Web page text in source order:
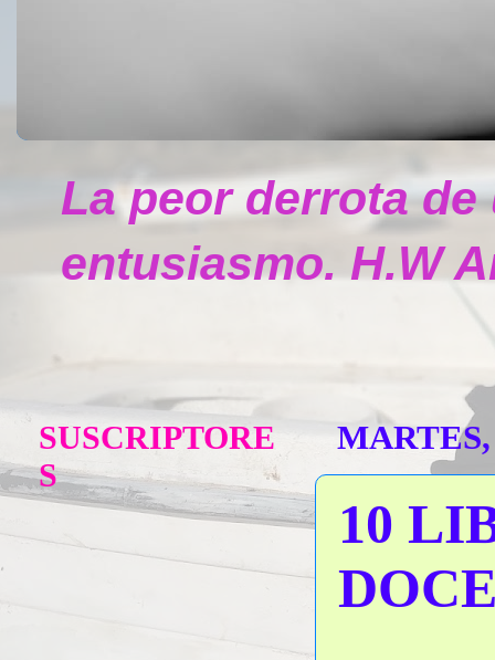
La peor derrota
entusiasmo. H.W
10
SUSCRIPTORE
S